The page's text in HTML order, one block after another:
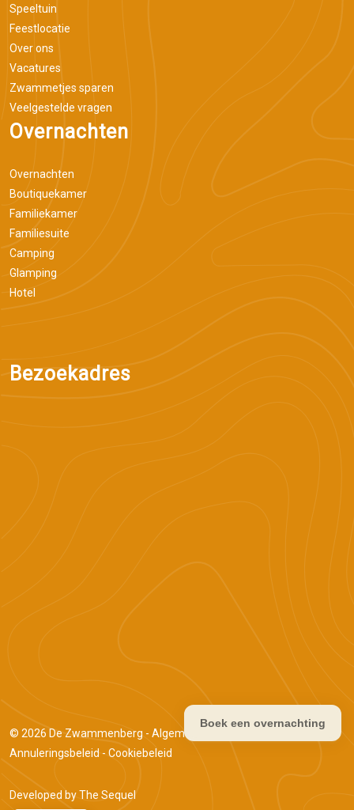
Speeltuin
Feestlocatie
Over ons
Vacatures
Zwammetjes sparen
Veelgestelde vragen
Overnachten
Overnachten
Boutiquekamer
Familiekamer
Familiesuite
Camping
Glamping
Hotel
Bezoekadres
© 2026 De Zwammenberg - Algemene voorwaarden
Annuleringsbeleid - Cookiebeleid
Developed byThe Sequel
Boek een overnachting